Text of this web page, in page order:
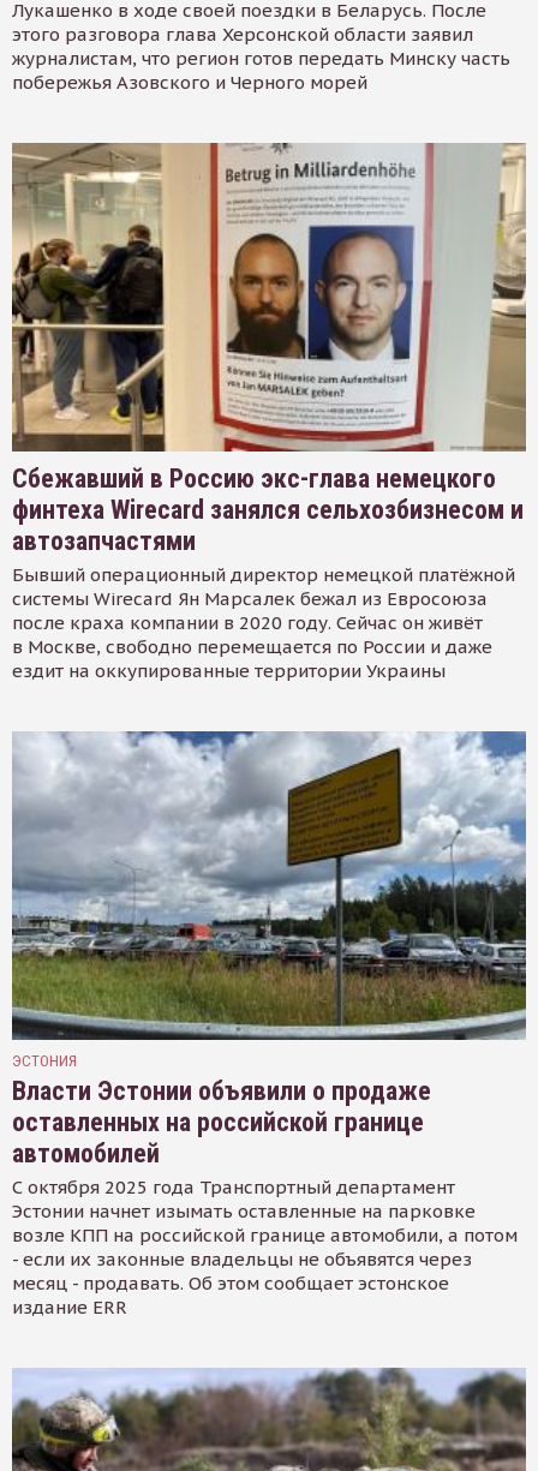
Лукашенко в ходе своей поездки в Беларусь. После
этого разговора глава Херсонской области заявил
журналистам, что регион готов передать Минску часть
побережья Азовского и Черного морей
Сбежавший в Россию экс-глава немецкого
финтеха Wirecard занялся сельхозбизнесом и
автозапчастями
Бывший операционный директор немецкой платёжной
системы Wirecard Ян Марсалек бежал из Евросоюза
после краха компании в 2020 году. Сейчас он живёт
в Москве, свободно перемещается по России и даже
ездит на оккупированные территории Украины
ЭСТОНИЯ
Власти Эстонии объявили о продаже
оставленных на российской границе
автомобилей
С октября 2025 года Транспортный департамент
Эстонии начнет изымать оставленные на парковке
возле КПП на российской границе автомобили, а потом
- если их законные владельцы не объявятся через
месяц - продавать. Об этом сообщает эстонское
издание ERR